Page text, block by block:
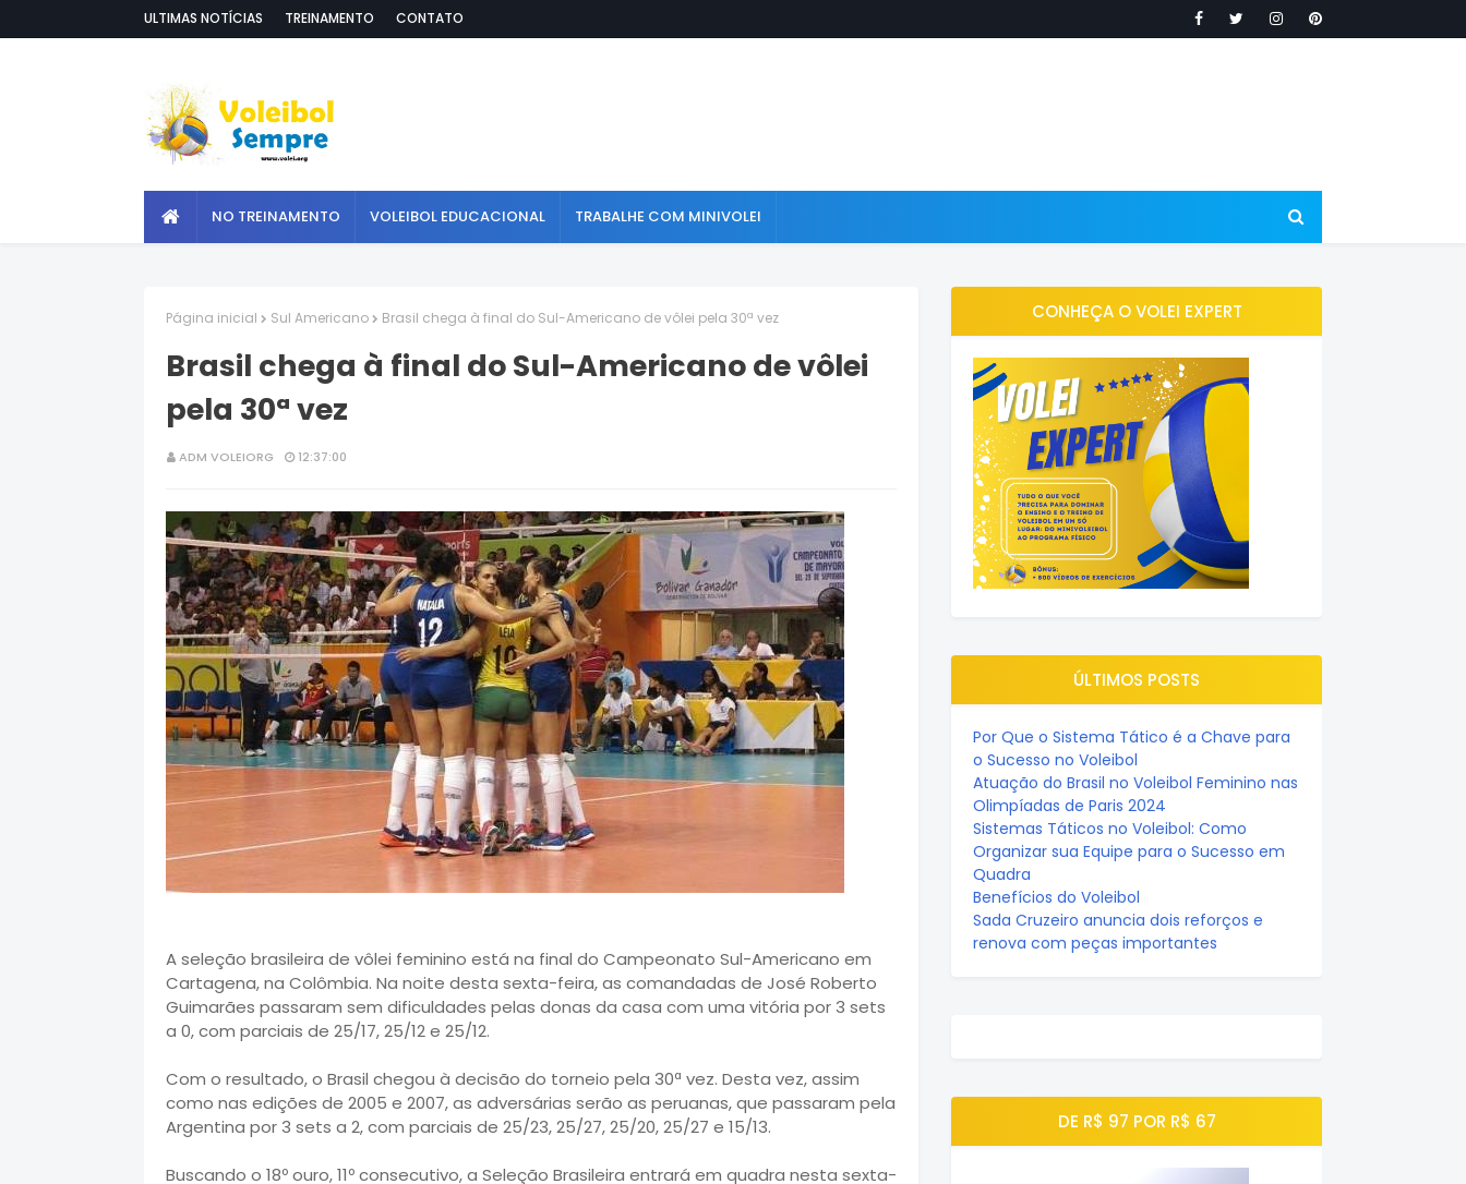
ULTIMAS NOTÍCIAS TREINAMENTO CONTATO
NO TREINAMENTO VOLEIBOL EDUCACIONAL TRABALHE COM MINIVOLEI
Página inicial Sul Americano Brasil chega à final do Sul-Americano de vôlei pela 30ª vez
Brasil chega à final do Sul-Americano de vôlei
pela 30ª vez
ADM VOLEIORG 12:37:00
A seleção brasileira de vôlei feminino está na final do Campeonato Sul-Americano em
Cartagena, na Colômbia. Na noite desta sexta-feira, as comandadas de José Roberto
Guimarães passaram sem dificuldades pelas donas da casa com uma vitória por 3 sets
a 0, com parciais de 25/17, 25/12 e 25/12.
Com o resultado, o Brasil chegou à decisão do torneio pela 30ª vez. Desta vez, assim
como nas edições de 2005 e 2007, as adversárias serão as peruanas, que passaram pela
Argentina por 3 sets a 2, com parciais de 25/23, 25/27, 25/20, 25/27 e 15/13.
Buscando o 18º ouro, 11º consecutivo, a Seleção Brasileira entrará em quadra nesta sexta-
CONHEÇA O VOLEI EXPERT
ÚLTIMOS POSTS
Por Que o Sistema Tático é a Chave para
o Sucesso no Voleibol
Atuação do Brasil no Voleibol Feminino nas
Olimpíadas de Paris 2024
Sistemas Táticos no Voleibol: Como
Organizar sua Equipe para o Sucesso em
Quadra
Benefícios do Voleibol
Sada Cruzeiro anuncia dois reforços e
renova com peças importantes
DE R$ 97 POR R$ 67